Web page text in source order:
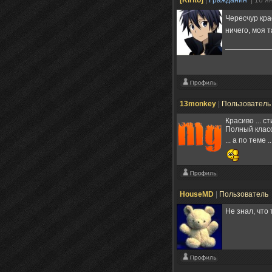
Чересчур
ничего, моя
13monkey
Пользователь
Красиво ...
Полный
... а по теме
HouseMD Пользователь
Не знал, что